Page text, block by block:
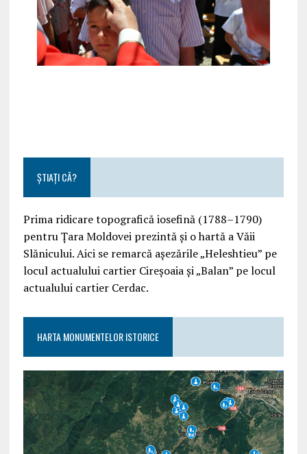
ȘTIAȚI CĂ?
Prima ridicare topografică iosefină (1788–1790)
pentru Țara Moldovei prezintă și o hartă a Văii
Slănicului. Aici se remarcă așezările „Heleshtieu” pe
locul actualului cartier Cireșoaia și „Balan” pe locul
actualului cartier Cerdac.
HARTA MONUMENTELOR ISTORICE